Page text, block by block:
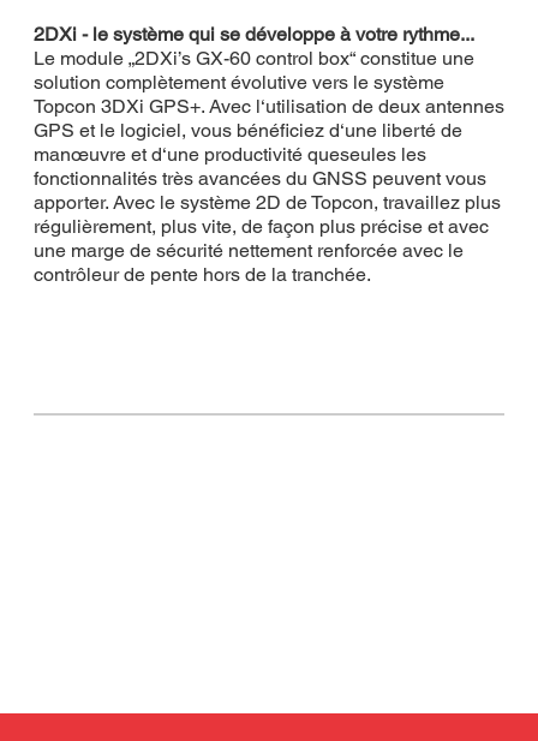
2DXi - le système qui se développe à votre rythme...
Le module „2DXi’s GX-60 control box“ constitue une
solution complètement évolutive vers le système
Topcon 3DXi GPS+. Avec l‘utilisation de deux antennes
GPS et le logiciel, vous bénéficiez d‘une liberté de
manœuvre et d‘une productivité queseules les
fonctionnalités très avancées du GNSS peuvent vous
apporter. Avec le système 2D de Topcon, travaillez plus
régulièrement, plus vite, de façon plus précise et avec
une marge de sécurité nettement renforcée avec le
contrôleur de pente hors de la tranchée.